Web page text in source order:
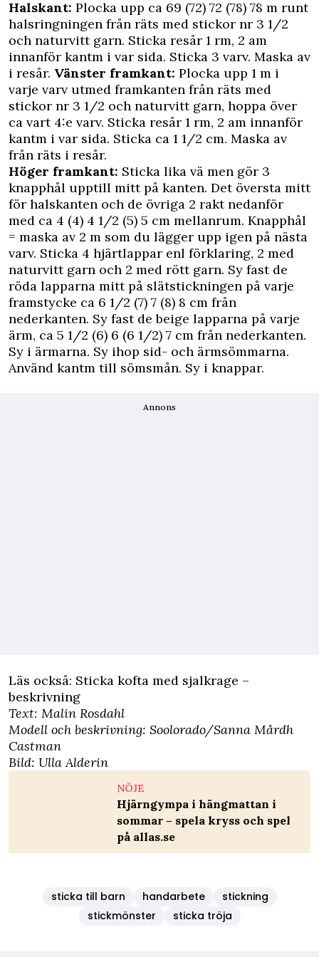
Halskant: Plocka upp ca 69 (72) 72 (78) 78 m runt
halsringningen från räts med stickor nr 3 1/2
och naturvitt garn. Sticka resår 1 rm, 2 am
innanför kantm i var sida. Sticka 3 varv. Maska av
i resår. Vänster framkant: Plocka upp 1 m i
varje varv utmed framkanten från räts med
stickor nr 3 1/2 och naturvitt garn, hoppa över
ca vart 4:e varv. Sticka resår 1 rm, 2 am innanför
kantm i var sida. Sticka ca 1 1/2 cm. Maska av
från räts i resår.
Höger framkant: Sticka lika vä men gör 3
knapphål upptill mitt på kanten. Det översta mitt
för halskanten och de övriga 2 rakt nedanför
med ca 4 (4) 4 1/2 (5) 5 cm mellanrum. Knapphål
= maska av 2 m som du lägger upp igen på nästa
varv. Sticka 4 hjärtlappar enl förklaring, 2 med
naturvitt garn och 2 med rött garn. Sy fast de
röda lapparna mitt på slätstickningen på varje
framstycke ca 6 1/2 (7) 7 (8) 8 cm från
nederkanten. Sy fast de beige lapparna på varje
ärm, ca 5 1/2 (6) 6 (6 1/2) 7 cm från nederkanten.
Sy i ärmarna. Sy ihop sid- och ärmsömmarna.
Använd kantm till sömsmån. Sy i knappar.
Annons
Läs också: Sticka kofta med sjalkrage –
beskrivning
Text: Malin Rosdahl
Modell och beskrivning: Soolorado/Sanna Mårdh
Castman
Bild: Ulla Alderin
NÖJE
Hjärngympa i hängmattan i
sommar – spela kryss och spel
på allas.se
sticka till barn handarbete
stickning
stickmönster
sticka tröja